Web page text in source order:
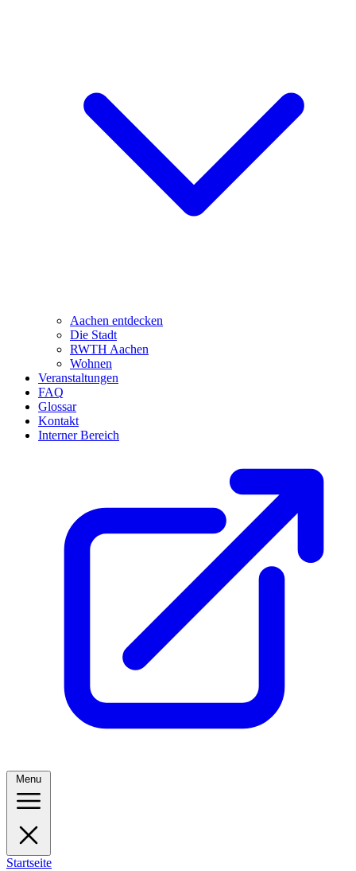
Aachen entdecken
Die Stadt
RWTH Aachen
Wohnen
Veranstaltungen
FAQ
Glossar
Kontakt
Interner Bereich
Menu
Startseite